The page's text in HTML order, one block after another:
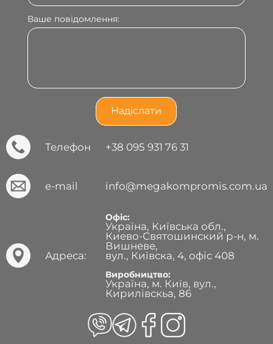
Ваше повідомлення:
Телефон +38 095 931 76 31
e-mail info@megakompromis.com.ua
Адреса:
Офіс:
Україна, Київська обл.,
Киево-Святошинский р-н, м.
Вишневе,
вул., Київска, 4, офіс 408
Виробництво:
Україна, м. Київ, вул.,
Кирилівскьа, 86